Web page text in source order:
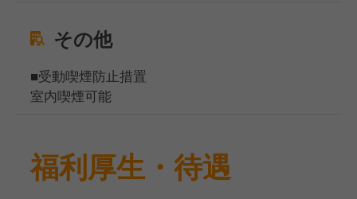
その他
■受動喫煙防止措置
室内喫煙可能
福利厚生・待遇